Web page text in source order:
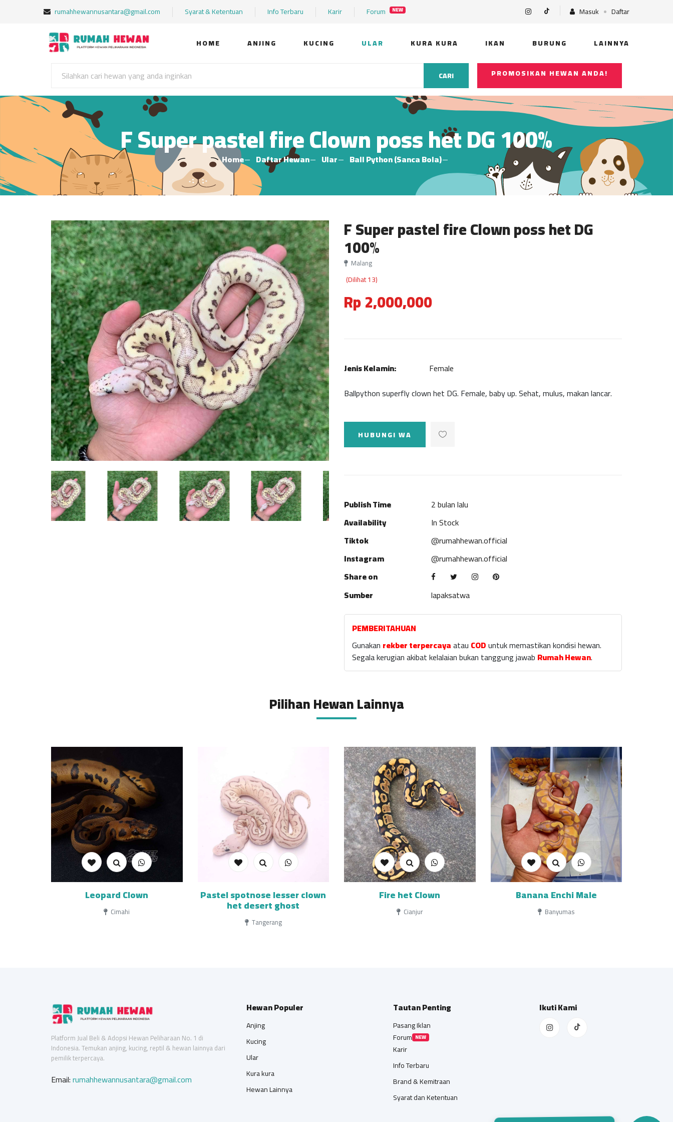
rumahhewannusantara@gmail.com Syarat & Ketentuan Info Terbaru Karir Forum NEW Masuk Daftar
HOME ANJING KUCING ULAR KURA KURA IKAN BURUNG LAINNYA
CARI PROMOSIKAN HEWAN ANDA!
F Super pastel fire Clown poss het DG 100%
Home Daftar Hewan Ular Ball Python (Sanca Bola)
F Super pastel fire Clown poss het DG
100%
Malang
(Dilihat 13)
Rp 2,000,000
Jenis Kelamin:
Female
Ballpython superfly clown het DG. Female, baby up. Sehat, mulus, makan lancar.
HUBUNGI WA
Publish Time
2 bulan lalu
Availability
In Stock
Tiktok
@rumahhewan.official
Instagram
@rumahhewan.official
Share on
Sumber
lapaksatwa
PEMBERITAHUAN
Gunakan rekber terpercayaatau CODuntuk memastikan kondisi hewan.
Segala kerugian akibat kelalaian bukan tanggung jawab Rumah Hewan.
Pilihan Hewan Lainnya
Leopard Clown
Cimahi
Pastel spotnose lesser clown
het desert ghost
Tangerang
Fire het Clown
Cianjur
Banana Enchi Male
Banyumas
Platform Jual Beli & Adopsi Hewan Peliharaan No. 1 di
Indonesia. Temukan anjing, kucing, reptil & hewan lainnya dari
pemilik terpercaya.
Email:rumahhewannusantara@gmail.com
Hewan Populer
Anjing
Kucing
Ular
Kura kura
Hewan Lainnya
Tautan Penting
Pasang Iklan
Forum NEW
Karir
Info Terbaru
Brand & Kemitraan
Syarat dan Ketentuan
Ikuti Kami